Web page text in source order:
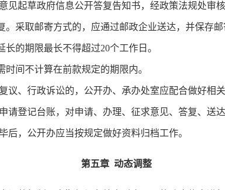
起草政府信息公开答复告知书，经政策法规处审
。采取邮寄方式的，应通过邮政企业送达，并保存
的期限最长不得超过20个工作日。
间不计算在前款规定的期限内。
、行政诉讼的，公开办、承办处室应配合做好相关
登记台账，对申请、办理、征求意见、答复、送达
，公开办应当按规定做好资料归档工作。
第五章 动态调整